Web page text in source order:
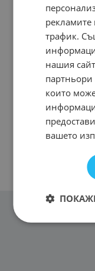
трафик.
нашия
партньори
които
вашето